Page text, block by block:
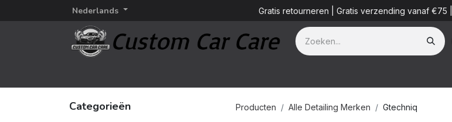
Nederlands Gratis retourneren | Gratis verzending vanaf €75
Categorieën Producten Alle Detailing Merken Gtechniq